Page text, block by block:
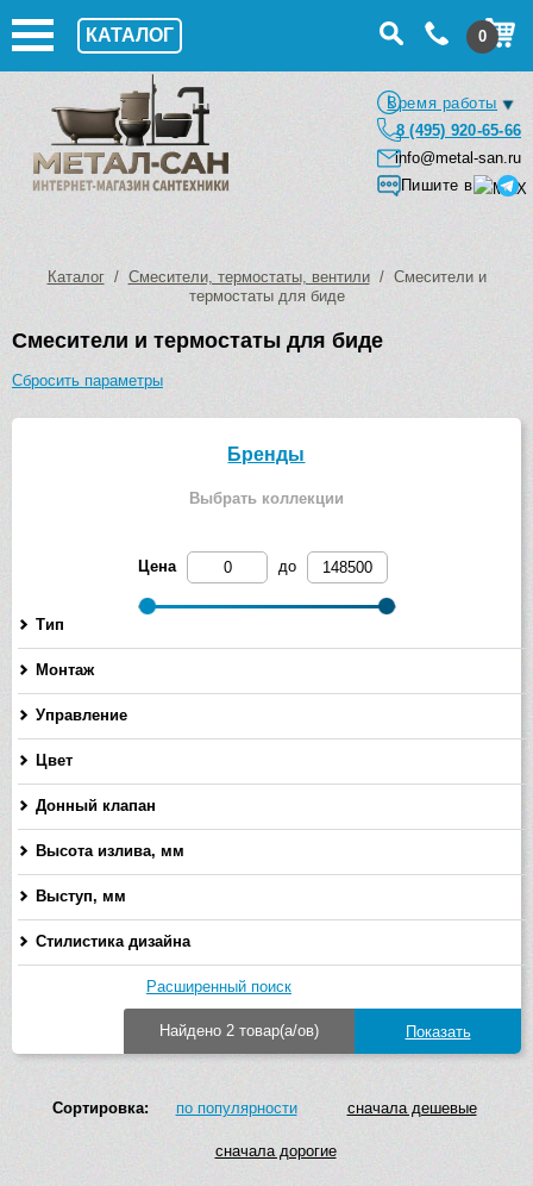
КАТАЛОГ 0
Время работы
8 (495) 920-65-66
info@metal-san.ru
Пишите в
Каталог/ Смесители, термостаты, вентили/ Смесители и
термостаты для биде
Смесители и термостаты для биде
Сбросить параметры
Бренды
Выбрать коллекции
Цена до
Тип
Монтаж
Управление
Цвет
Донный клапан
Высота излива, мм
Выступ, мм
Стилистика дизайна
Расширенный поиск
Найдено 2 товар(а/ов)
Сортировка: по популярности сначала дешевые
сначала дорогие